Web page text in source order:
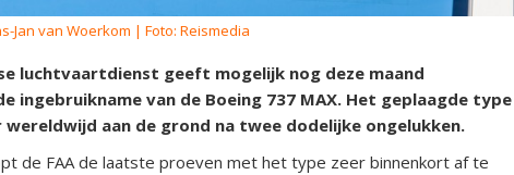
Jan van Woerkom | Foto: Reismedia
luchtvaartdienst geeft mogelijk nog deze maand
ingebruikname van de Boeing 737 MAX. Het geplaagde type
aan de grond na twee dodelijke ongelukken.
de FAA de laatste proeven met het type zeer binnenkort af te